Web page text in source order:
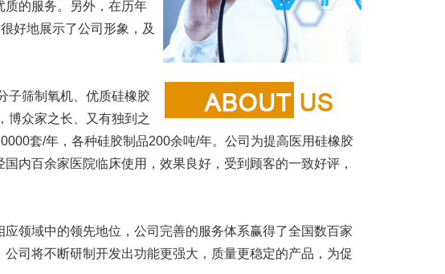
的服务。另外，在历年
好地展示了公司形象，及
筛制氧机、优质硅橡胶
博众家之长、又有独到之
套/年，各种硅胶制品200余吨/年。公司为提高医用硅橡胶
内百余家医院临床使用，效果良好，受到顾客的一致好评，
域中的领先地位，公司完善的服务体系赢得了全国数百家
司将不断研制开发出功能更强大，质量更稳定的产品，为促